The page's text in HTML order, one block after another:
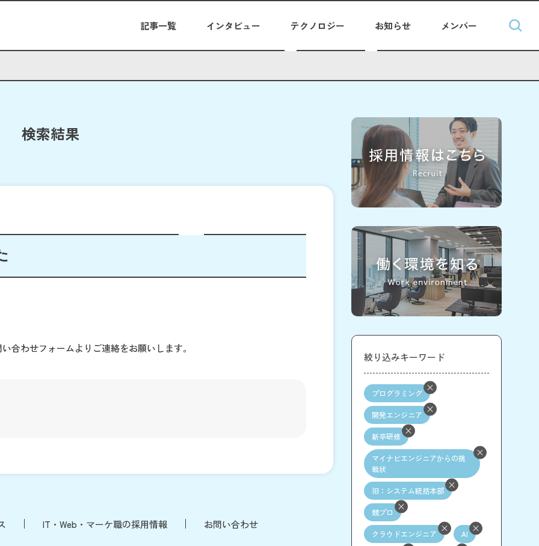
記事一覧 インタビュー テクノロジー お知らせ メンバー
検索結果
合わせフォームよりご連絡をお願いします。
IT・Web・マーケ職の採用情報 お問い合わせ
絞り込みキーワード
プログラミング
開発エンジニア
新卒研修
マイナビエンジニアからの挑
戦状
旧：システム統括本部
競プロ
クラウドエンジニア AI